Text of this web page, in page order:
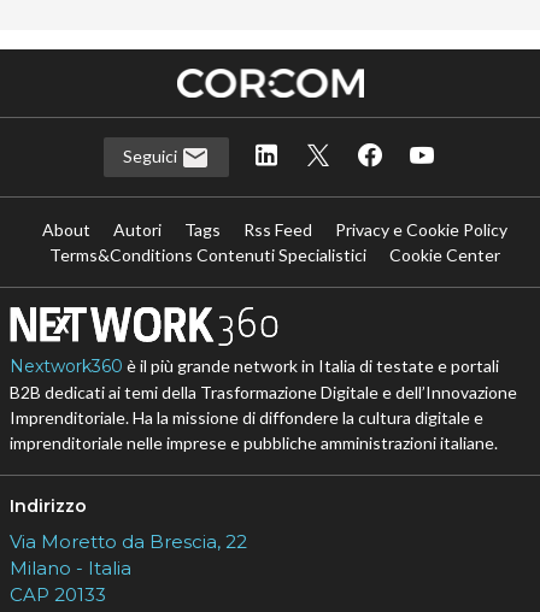
Seguici
About Autori Tags Rss Feed
Privacy e Cookie Policy
Terms&Conditions Contenuti Specialistici
Cookie Center
Nextwork360 è il più grande network in Italia di testate e portali
B2B dedicati ai temi della Trasformazione Digitale e dell’Innovazione
Imprenditoriale. Ha la missione di diffondere la cultura digitale e
imprenditoriale nelle imprese e pubbliche amministrazioni italiane.
Indirizzo
Via Moretto da Brescia, 22
Milano - Italia
CAP 20133